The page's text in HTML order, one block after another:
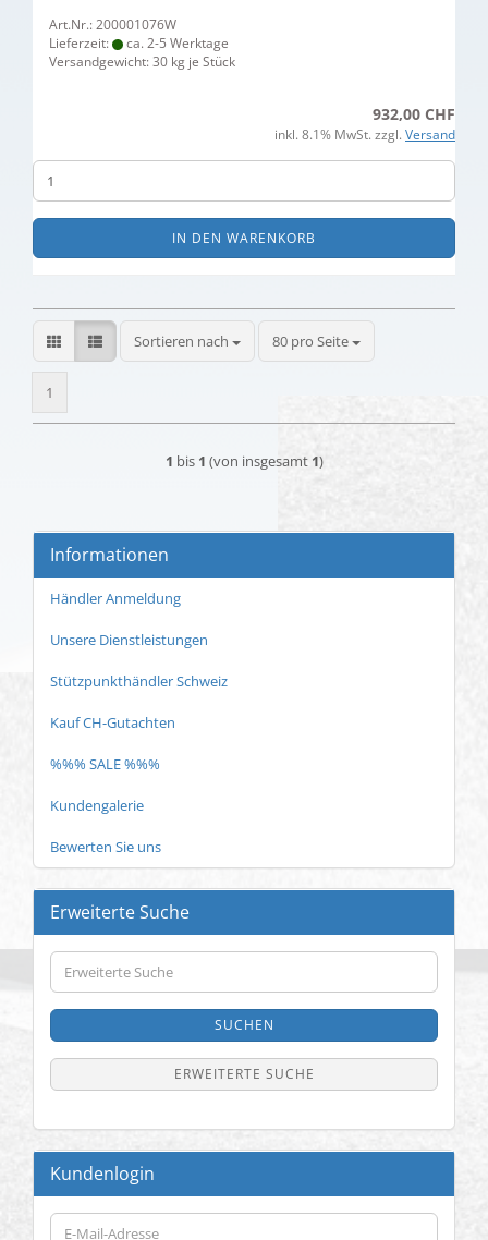
Art.Nr.: 200001076W
Lieferzeit:
ca. 2-5 Werktage
Versandgewicht:30 kg je Stück
932,00 CHF
inkl. 8.1% MwSt. zzgl. Versand
IN DEN WARENKORB
Sortieren nach
Sortieren nach 80 pro Seite
pro Seite
1
1 bis 1 (von insgesamt 1)
Informationen
Händler Anmeldung
Unsere Dienstleistungen
Stützpunkthändler Schweiz
Kauf CH-Gutachten
%%% SALE %%%
Kundengalerie
Bewerten Sie uns
Erweiterte Suche
Erweiterte
Suche
SUCHEN
ERWEITERTE SUCHE
Kundenlogin
E-